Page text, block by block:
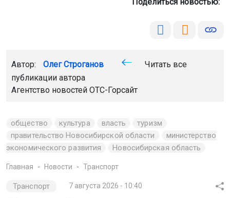
Автор: Олег Строганов
Читать все
публикации автора
Агентство новостей ОТС-Горсайт
общество культура власть
туризм
правительство Новосибирской области
министерство
экономического развития
Новосибирская область
Главная Новости Транспорт
Транспорт 7 августа 2026 - 10:40